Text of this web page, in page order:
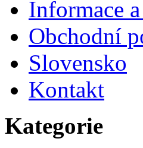
Informace
Obchodní
Slovensko
Kontakt
Kategorie